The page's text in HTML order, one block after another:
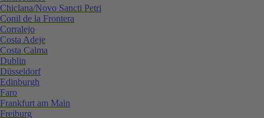
Chiclana/Novo Sancti Petri
Conil de la Frontera
Corralejo
Costa Adeje
Costa Calma
Dublin
Düsseldorf
Edinburgh
Faro
Frankfurt am Main
Freiburg